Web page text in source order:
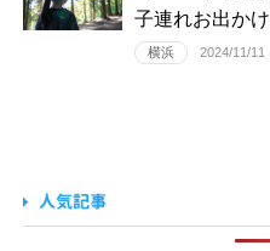
子連れお出か
横浜 2024/11/11